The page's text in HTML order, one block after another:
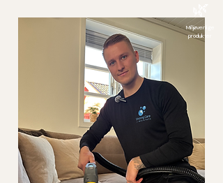
Miljø­venlige
produkter